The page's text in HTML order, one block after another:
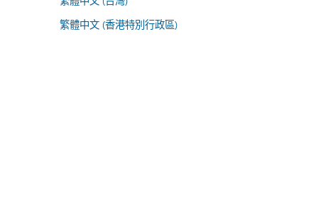
繁體中文 (香港特別行政區)